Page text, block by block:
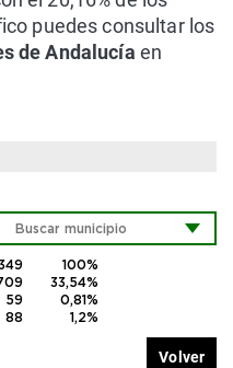
puedes consultar los
de Andalucía en
100%
33,54%
59
0,81%
88 1,2%
Volver